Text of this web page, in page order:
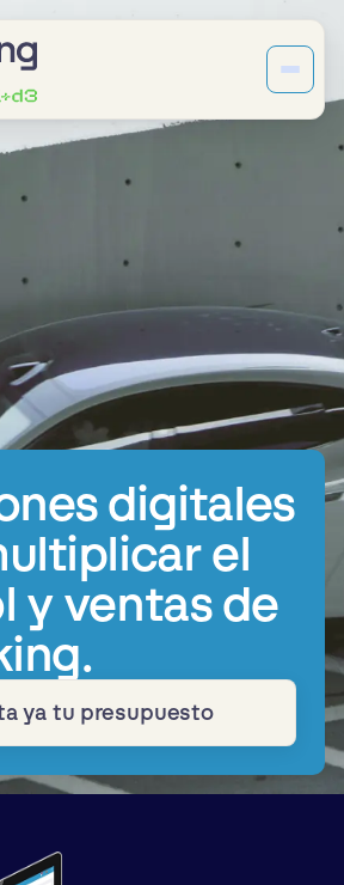
digitales
el
y ventas de
ya tu presupuesto